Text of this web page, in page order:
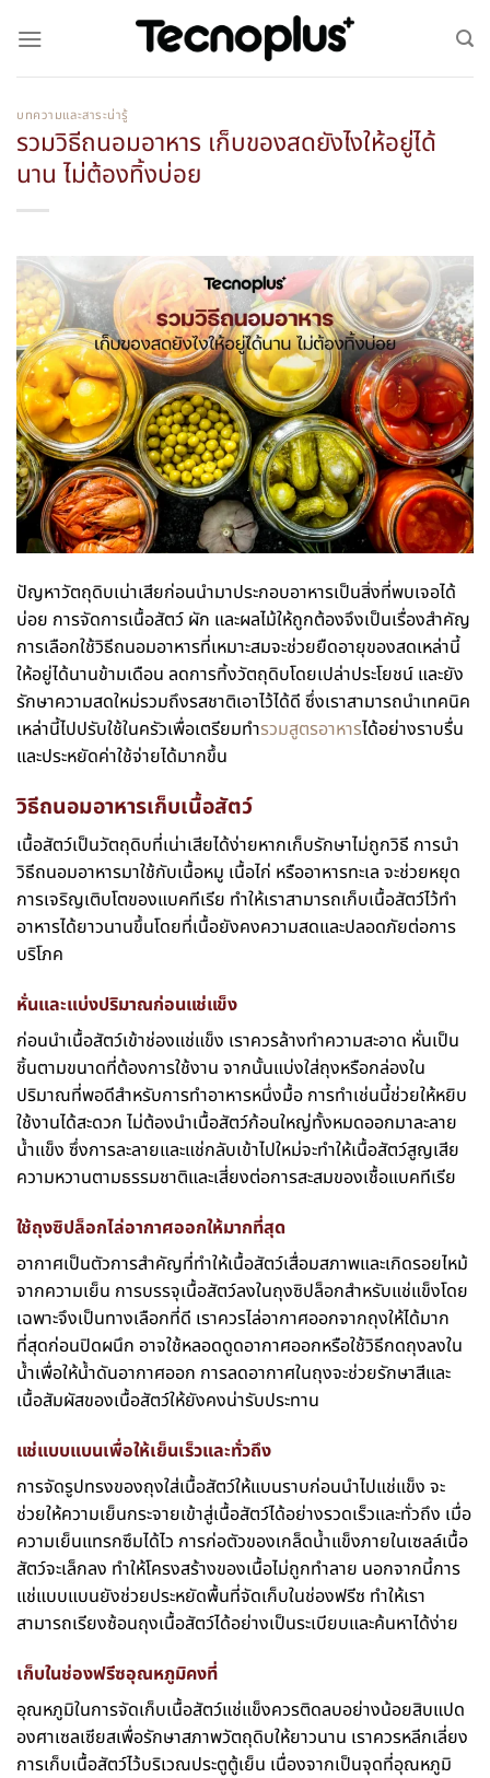
บทความและสาระน่ารู้
รวมวิธีถนอมอาหาร เก็บของสดยังไงให้อยู่ได้
นาน ไม่ต้องทิ้งบ่อย
ปัญหาวัตถุดิบเน่าเสียก่อนนำมาประกอบอาหารเป็นสิ่งที่พบเจอได้
บ่อย การจัดการเนื้อสัตว์ ผัก และผลไม้ให้ถูกต้องจึงเป็นเรื่องสำคัญ
การเลือกใช้วิธีถนอมอาหารที่เหมาะสมจะช่วยยืดอายุของสดเหล่านี้
ให้อยู่ได้นานข้ามเดือน ลดการทิ้งวัตถุดิบโดยเปล่าประโยชน์ และยัง
รักษาความสดใหม่รวมถึงรสชาติเอาไว้ได้ดี ซึ่งเราสามารถนำเทคนิค
เหล่านี้ไปปรับใช้ในครัวเพื่อเตรียมทำรวมสูตรอาหารได้อย่างราบรื่น
และประหยัดค่าใช้จ่ายได้มากขึ้น
วิธีถนอมอาหารเก็บเนื้อสัตว์
เนื้อสัตว์เป็นวัตถุดิบที่เน่าเสียได้ง่ายหากเก็บรักษาไม่ถูกวิธี การนำ
วิธีถนอมอาหารมาใช้กับเนื้อหมู เนื้อไก่ หรืออาหารทะเล จะช่วยหยุด
การเจริญเติบโตของแบคทีเรีย ทำให้เราสามารถเก็บเนื้อสัตว์ไว้ทำ
อาหารได้ยาวนานขึ้นโดยที่เนื้อยังคงความสดและปลอดภัยต่อการ
บริโภค
หั่นและแบ่งปริมาณก่อนแช่แข็ง
ก่อนนำเนื้อสัตว์เข้าช่องแช่แข็ง เราควรล้างทำความสะอาด หั่นเป็น
ชิ้นตามขนาดที่ต้องการใช้งาน จากนั้นแบ่งใส่ถุงหรือกล่องใน
ปริมาณที่พอดีสำหรับการทำอาหารหนึ่งมื้อ การทำเช่นนี้ช่วยให้หยิบ
ใช้งานได้สะดวก ไม่ต้องนำเนื้อสัตว์ก้อนใหญ่ทั้งหมดออกมาละลาย
น้ำแข็ง ซึ่งการละลายและแช่กลับเข้าไปใหม่จะทำให้เนื้อสัตว์สูญเสีย
ความหวานตามธรรมชาติและเสี่ยงต่อการสะสมของเชื้อแบคทีเรีย
ใช้ถุงซิปล็อกไล่อากาศออกให้มากที่สุด
อากาศเป็นตัวการสำคัญที่ทำให้เนื้อสัตว์เสื่อมสภาพและเกิดรอยไหม้
จากความเย็น การบรรจุเนื้อสัตว์ลงในถุงซิปล็อกสำหรับแช่แข็งโดย
เฉพาะจึงเป็นทางเลือกที่ดี เราควรไล่อากาศออกจากถุงให้ได้มาก
ที่สุดก่อนปิดผนึก อาจใช้หลอดดูดอากาศออกหรือใช้วิธีกดถุงลงใน
น้ำเพื่อให้น้ำดันอากาศออก การลดอากาศในถุงจะช่วยรักษาสีและ
เนื้อสัมผัสของเนื้อสัตว์ให้ยังคงน่ารับประทาน
แช่แบบแบนเพื่อให้เย็นเร็วและทั่วถึง
การจัดรูปทรงของถุงใส่เนื้อสัตว์ให้แบนราบก่อนนำไปแช่แข็ง จะ
ช่วยให้ความเย็นกระจายเข้าสู่เนื้อสัตว์ได้อย่างรวดเร็วและทั่วถึง เมื่อ
ความเย็นแทรกซึมได้ไว การก่อตัวของเกล็ดน้ำแข็งภายในเซลล์เนื้อ
สัตว์จะเล็กลง ทำให้โครงสร้างของเนื้อไม่ถูกทำลาย นอกจากนี้การ
แช่แบบแบนยังช่วยประหยัดพื้นที่จัดเก็บในช่องฟรีซ ทำให้เรา
สามารถเรียงซ้อนถุงเนื้อสัตว์ได้อย่างเป็นระเบียบและค้นหาได้ง่าย
เก็บในช่องฟรีซอุณหภูมิคงที่
อุณหภูมิในการจัดเก็บเนื้อสัตว์แช่แข็งควรติดลบอย่างน้อยสิบแปด
องศาเซลเซียสเพื่อรักษาสภาพวัตถุดิบให้ยาวนาน เราควรหลีกเลี่ยง
การเก็บเนื้อสัตว์ไว้บริเวณประตูตู้เย็น เนื่องจากเป็นจุดที่อุณหภูมิ